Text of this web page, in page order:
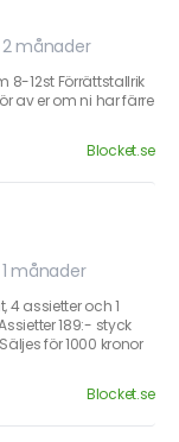
2 månader
8-12st Förrättstallrik
av er om ni har färre
Blocket.se
månader
4 assietter och 1
189:- styck
för 1000 kronor
Blocket.se